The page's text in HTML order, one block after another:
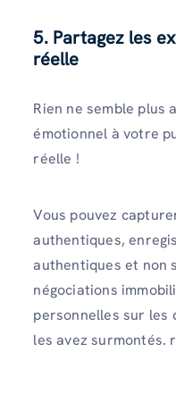
5. Partagez les
réelle
Rien ne semble plus
émotionnel à votre
réelle !
Vous pouvez
authentiques,
authentiques et non
négociations
personnelles sur les
les avez surmontés.